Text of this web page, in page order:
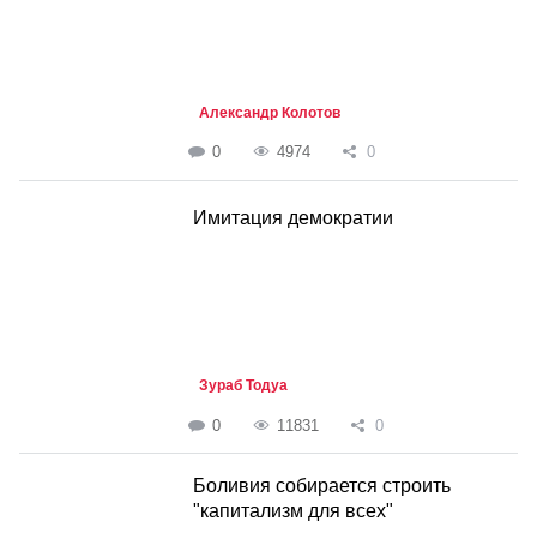
Александр Колотов
0 4974 0
Имитация демократии
Зураб Тодуа
0 11831 0
Боливия собирается строить
"капитализм для всех"